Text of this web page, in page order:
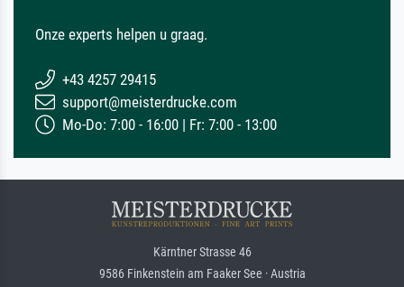
Onze experts helpen u graag.
+43 4257 29415
support@meisterdrucke.com
Mo-Do: 7:00 - 16:00 | Fr: 7:00 - 13:00
Kärntner Strasse 46
9586 Finkenstein am Faaker See · Austria